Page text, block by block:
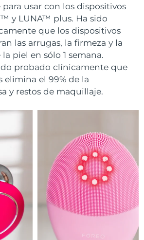
usar con los dispositivos
y LUNA™ plus. Ha sido
que los dispositivos
las arrugas, la firmeza y la
piel en sólo 1 semana.
probado clínicamente que
elimina el 99% de la
y restos de maquillaje.